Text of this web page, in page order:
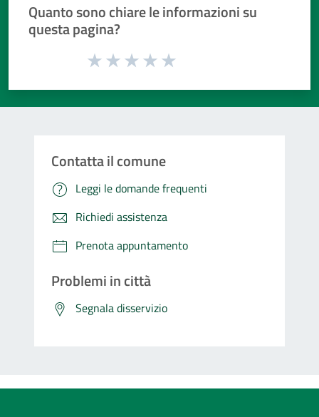
Quanto sono chiare le informazioni su
questa pagina?
Valuta da 1 a 5 stelle la pagina
Contatta il comune
Leggi le domande frequenti
Richiedi assistenza
Prenota appuntamento
Problemi in città
Segnala disservizio